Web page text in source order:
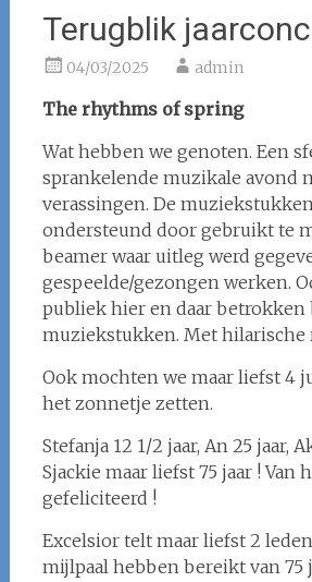
Terugblik
04/03/2025 admin
The rhythms of spring
Wat hebben we genoten. Een
sprankelende muzikale avond
verassingen. De
ondersteund door gebruikt te
beamer waar uitleg werd
gespeelde/gezongen werken.
publiek hier en daar betrokken
muziekstukken. Met hilarische
Ook mochten we maar liefst 4
het zonnetje zetten.
Stefanja 12 1/2 jaar, An 25 jaar,
Sjackie maar liefst 75 jaar ! Van
gefeliciteerd !
Excelsior telt maar liefst 2
mijlpaal hebben bereikt van 75